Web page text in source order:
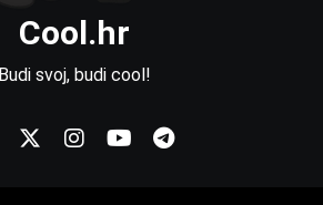
Cool.hr
Budi svoj, budi cool!